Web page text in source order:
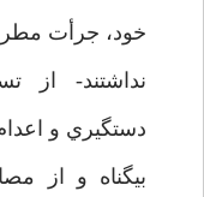
خود، جرأت
نداشتند- از
دستگيري و
بيگناه و از